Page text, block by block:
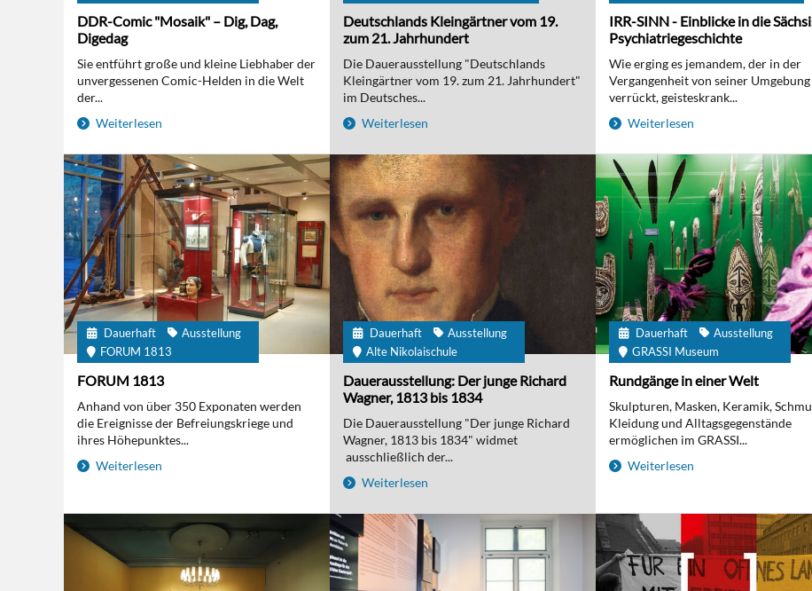
DDR-Comic "Mosaik" – Dig, Dag,
Digedag
Sie entführt große und kleine Liebhaber der
unvergessenen Comic-Helden in die Welt
der...
Weiterlesen
Deutschlands Kleingärtner vom 19.
zum 21. Jahrhundert
Die Dauerausstellung "Deutschlands
Kleingärtner vom 19. zum 21. Jahrhundert"
im Deutsches...
Weiterlesen
IRR-SINN - Einblicke in die
Psychiatriegeschichte
Wie erging es jemandem, der in der
Vergangenheit von seiner Umgebung
verrückt, geisteskrank...
Weiterlesen
Dauerhaft
Ausstellung
FORUM 1813
FORUM 1813
Anhand von über 350 Exponaten werden
die Ereignisse der Befreiungskriege und
ihres Höhepunktes...
Weiterlesen
Dauerhaft
Ausstellung
Alte Nikolaischule
Dauerausstellung: Der junge Richard
Wagner, 1813 bis 1834
Die Dauerausstellung "Der junge Richard
Wagner, 1813 bis 1834" widmet
ausschließlich der...
Weiterlesen
Dauerhaft
Ausstellung
GRASSI Museum
Rundgänge in einer Welt
Skulpturen, Masken, Keramik,
Kleidung und Alltagsgegenstände
ermöglichen im GRASSI...
Weiterlesen